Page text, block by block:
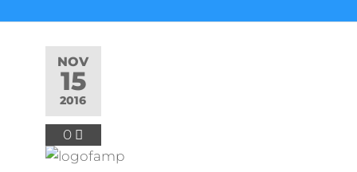
NOV
15
2016
0